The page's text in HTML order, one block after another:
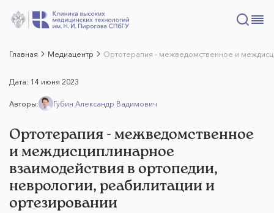
Главная Медиацентр Ортотерапия - межведомственное и
Дата: 14 июня 2023
Авторы: Губин Александр Вадимович
Ортотерапия - межведомственное
и междисциплинарное
взаимодействия в ортопедии,
неврологии, реабилитации и
ортезировании